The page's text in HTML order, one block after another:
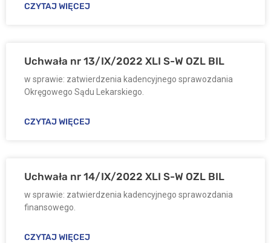
CZYTAJ WIĘCEJ
Uchwała nr 13/IX/2022 XLI S-W OZL BIL
w sprawie: zatwierdzenia kadencyjnego sprawozdania
Okręgowego Sądu Lekarskiego.
CZYTAJ WIĘCEJ
Uchwała nr 14/IX/2022 XLI S-W OZL BIL
w sprawie: zatwierdzenia kadencyjnego sprawozdania
finansowego.
CZYTAJ WIĘCEJ